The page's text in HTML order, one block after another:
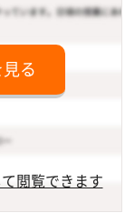
る
閲覧できます